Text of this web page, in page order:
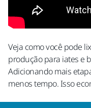
Veja como você pode
produção para iates e
Adicionando mais
menos tempo. Isso